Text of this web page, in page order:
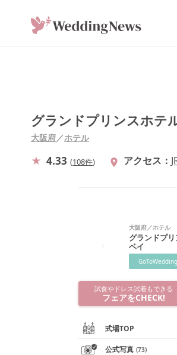
グランドプリンスホテ
大阪府／ホテル
4.33 (108件) アクセス
大阪府／ホテル
グランドプ
ベイ
試食やドレス試着もできる
フェアをCHECK!
式場TOP
公式写真 (73)